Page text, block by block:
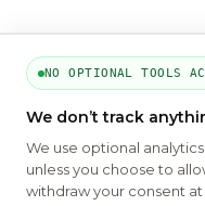
NO OPTIONAL TOOLS
We don’t track
We use optional
unless you choose to
withdraw your consent